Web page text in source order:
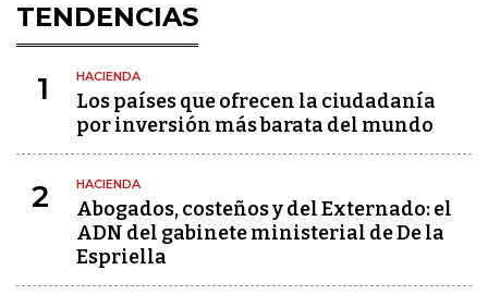
TENDENCIAS
1 HACIENDA
Los países que ofrecen la ciudadanía
por inversión más barata del mundo
2 HACIENDA
Abogados, costeños y del Externado: el
ADN del gabinete ministerial de De la
Espriella